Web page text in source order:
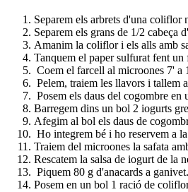
Separem els arbrets d'una coliflor
Separem els grans de 1/2 cabeça
Amanim la coliflor i els alls amb
Tanquem el paper sulfurat fent
Coem el farcell al microones 7' a
Pelem, traiem les llavors i tallem
Posem els daus del cogombre
Barregem dins un bol 2 iogurts
Afegim al bol els daus de
Ho integrem bé i ho reservem a
Traiem del microones la safata
Rescatem la salsa de iogurt de la
Piquem 80 g d'anacards a ganivet.
Posem en un bol 1 ració de